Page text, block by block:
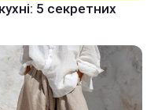
5 секретних